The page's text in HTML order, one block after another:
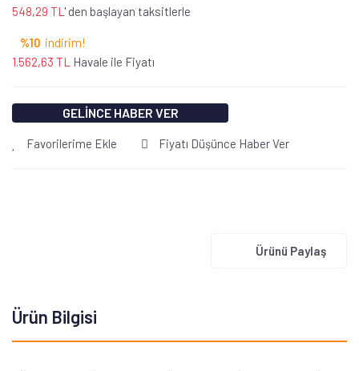
548,29 TL ' den başlayan taksitlerle
%10 indirim!
1.562,63 TL
Havale ile Fiyatı
GELİNCE HABER VER
Favorilerime Ekle Fiyatı Düşünce Haber Ver
Ürünü Paylaş
Ürün Bilgisi